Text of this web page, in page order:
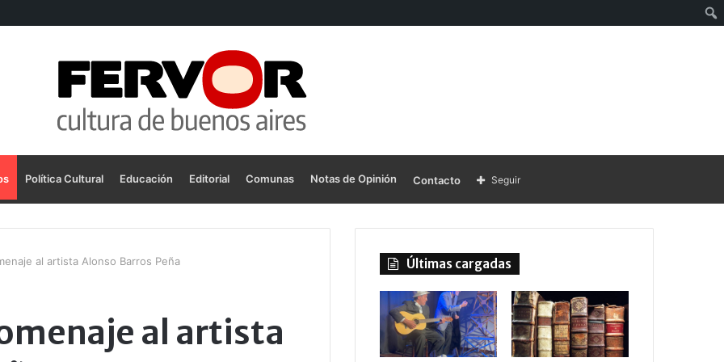
Política Cultural Educación Editorial Comunas Notas de Opinión Contacto Seguir
al artista Alonso Barros Peña
al artista
Últimas cargadas